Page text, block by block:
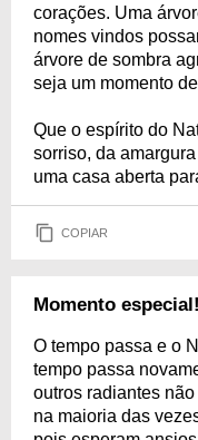
corações. Uma
nomes vindos
árvore de sombra
seja um momento
Que o espírito do
sorriso, da
uma casa aberta
COPIAR
Momento especial!
O tempo passa e o
tempo passa
outros radiantes
na maioria das